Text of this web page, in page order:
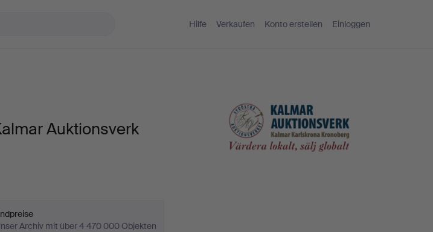
Hilfe Verkaufen Konto erstellen Einloggen
Auktionsverk
Archiv mit über 4 470 000 Objekten